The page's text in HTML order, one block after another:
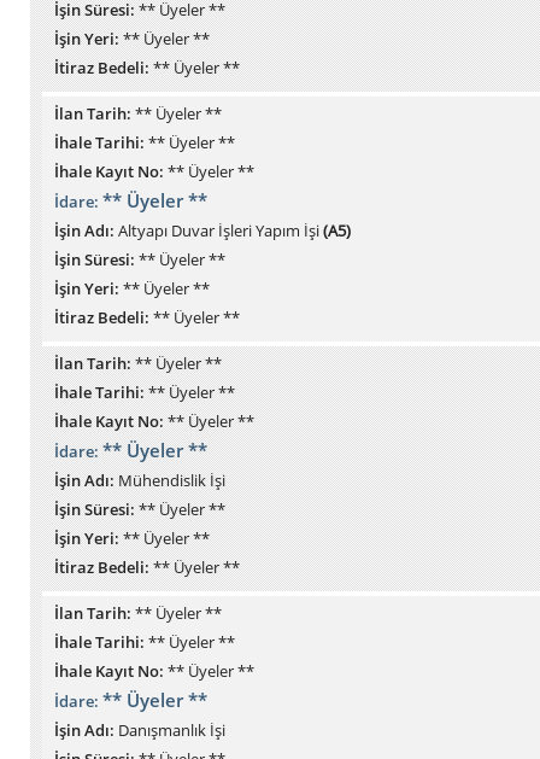
İşin Süresi:** Üyeler **
İşin Yeri:** Üyeler **
İtiraz Bedeli:** Üyeler **
İlan Tarih: ** Üyeler **
İhale Tarihi: ** Üyeler **
İhale Kayıt No: ** Üyeler **
İdare: ** Üyeler **
İşin Adı: Altyapı Duvar İşleri Yapım İşi(A5)
İşin Süresi: ** Üyeler **
İşin Yeri: ** Üyeler **
İtiraz Bedeli: ** Üyeler **
İlan Tarih:** Üyeler **
İhale Tarihi:** Üyeler **
İhale Kayıt No:** Üyeler **
İdare:** Üyeler **
İşin Adı:Mühendislik İşi
İşin Süresi:** Üyeler **
İşin Yeri:** Üyeler **
İtiraz Bedeli:** Üyeler **
İlan Tarih: ** Üyeler **
İhale Tarihi: ** Üyeler **
İhale Kayıt No: ** Üyeler **
İdare: ** Üyeler **
İşin Adı: Danışmanlık İşi